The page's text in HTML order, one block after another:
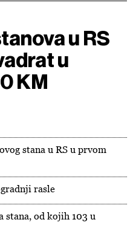
u RS
u
KM
stana u RS u prvom
rasle
stana, od kojih 103 u